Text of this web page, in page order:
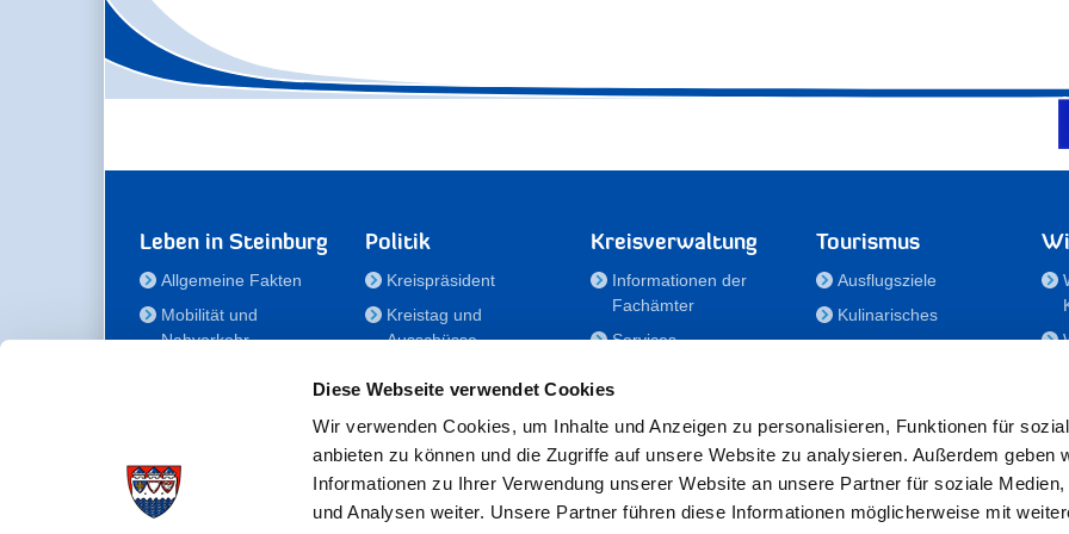
Diese Webseite verwendet Cookies
Wir verwenden Cookies, um Inhalte und Anzeigen zu personalisieren, Funktionen für
anbieten zu können und die Zugriffe auf unsere Website zu analysieren. Außerdem geben
Informationen zu Ihrer Verwendung unserer Website an unsere Partner für soziale Medien,
und Analysen weiter. Unsere Partner führen diese Informationen möglicherweise mit
Leben in Steinburg
Allgemeine Fakten
Mobilität und
Nahverkehr
Gesundheit
Bildung
Politik
Kreispräsident
Kreistag und
Ausschüsse
für Menschen mit
Behinderung
Der
Kreisseniorenbeirat
Förderstiftung
Kreisverwaltung
Informationen der
Fachämter
Services
Nachwuchskräfte
Notdienste
Formulare/Downloads
Tourismus
Ausflugsziele
Kulinarisches
Veranstaltungen